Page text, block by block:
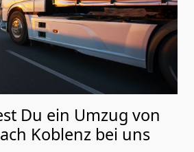
Du ein Umzug von
Koblenz bei uns